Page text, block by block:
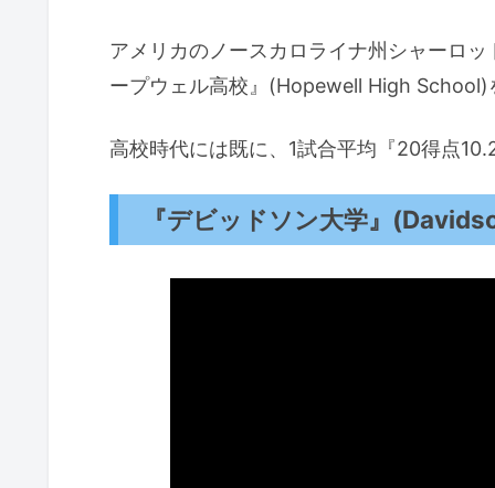
アメリカのノースカロライナ州シャーロ
ープウェル高校』(Hopewell High School)
高校時代には既に、1試合平均『20得点
『デビッドソン大学』